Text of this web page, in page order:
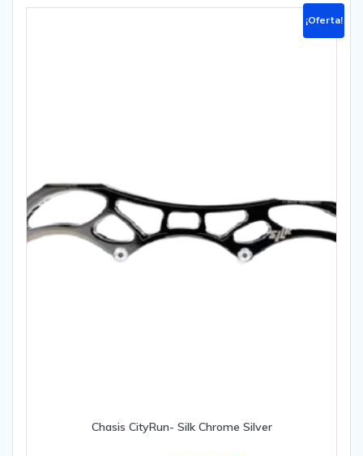
¡Oferta!
Chasis CityRun- Silk Chrome Silver